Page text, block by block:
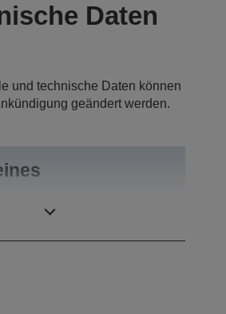
Daten
und technische Daten können
geändert werden.